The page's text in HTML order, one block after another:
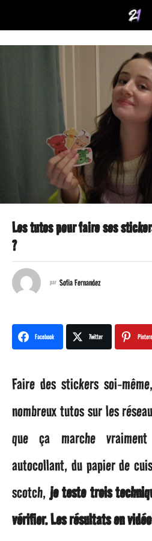
1
n
1
a
n
a
g
o
Les tutos pour faire ses
?
par Sofia Fernandez
Facebook Twitter
Faire des stickers soi-
nombreux tutos sur les
que ça marche
autocollant, du papier de
scotch, je teste trois
vérifier. Les résultats en